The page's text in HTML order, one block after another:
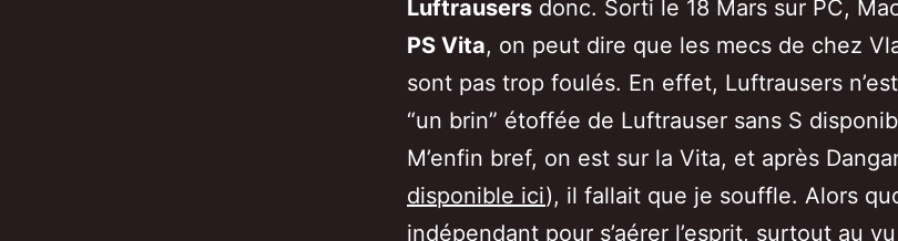
Luftrausers donc. Sorti le 18 Mars sur PC,
PS Vita, on peut dire que les mecs de chez
sont pas trop foulés. En effet, Luftrausers
“un brin” étoffée de Luftrauser sans S
M’enfin bref, on est sur la Vita, et après
disponible ici), il fallait que je souffle. Alors
indépendant pour s’aérer l’esprit, surtout au